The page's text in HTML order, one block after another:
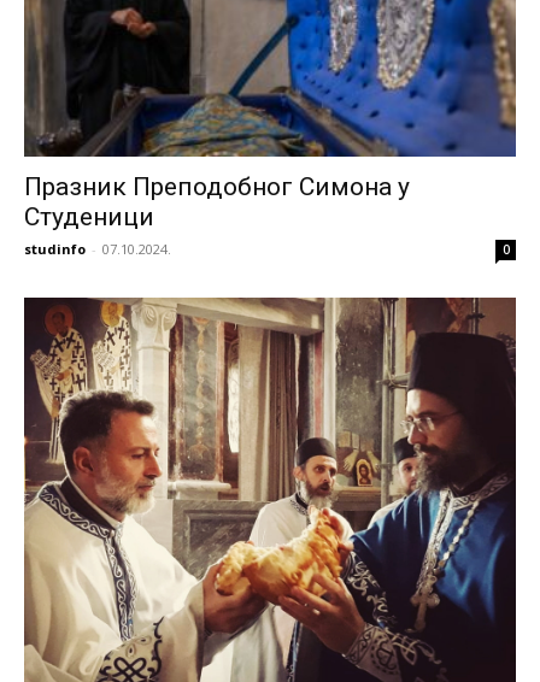
Празник Преподобног Симона у
Студеници
studinfo - 07.10.2024. 0